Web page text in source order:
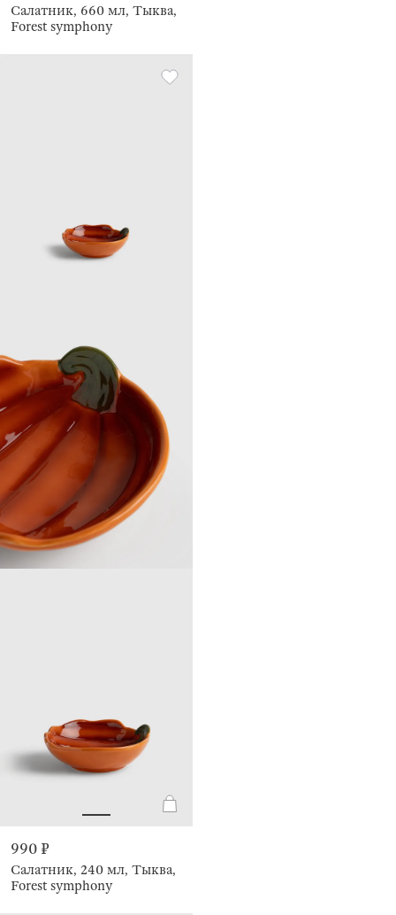
Салатник, 660 мл, Тыква,
Forest symphony
990 ₽
Салатник, 240 мл, Тыква,
Forest symphony